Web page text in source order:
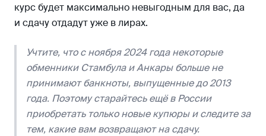
курс будет максимально невыгодным для вас, да
и сдачу отдадут уже в лирах.
Учтите, что с ноября 2024 года некоторые
обменники Стамбула и Анкары больше не
принимают банкноты, выпущенные до 2013
года. Поэтому старайтесь ещё в России
приобретать только новые купюры и следите за
тем, какие вам возвращают на сдачу.